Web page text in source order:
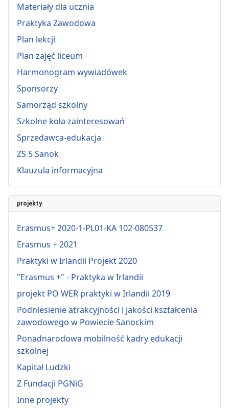
Materiały dla ucznia
Praktyka Zawodowa
Plan lekcji
Plan zajęć liceum
Harmonogram wywiadówek
Sponsorzy
Samorząd szkolny
Szkolne koła zainteresowań
Sprzedawca-edukacja
ZS 5 Sanok
Klauzula informacyjna
projekty
Erasmus+ 2020-1-PL01-KA 102-080537
Erasmus + 2021
Praktyki w Irlandii Projekt 2020
"Erasmus +" - Praktyka w Irlandii
projekt PO WER praktyki w Irlandii 2019
Podniesienie atrakcyjności i jakości kształcenia
zawodowego w Powiecie Sanockim
Ponadnarodowa mobilność kadry edukacji
szkolnej
Kapitał Ludzki
Z Fundacji PGNiG
Inne projekty